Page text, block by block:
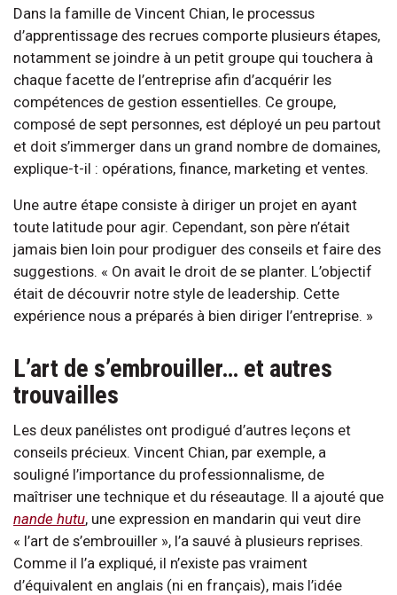
Dans la famille de Vincent Chian, le processus
d’apprentissage des recrues comporte plusieurs étapes,
notamment se joindre à un petit groupe qui touchera à
chaque facette de l’entreprise afin d’acquérir les
compétences de gestion essentielles. Ce groupe,
composé de sept personnes, est déployé un peu partout
et doit s’immerger dans un grand nombre de domaines,
explique-t-il : opérations, finance, marketing et ventes.
Une autre étape consiste à diriger un projet en ayant
toute latitude pour agir. Cependant, son père n’était
jamais bien loin pour prodiguer des conseils et faire des
suggestions. « On avait le droit de se planter. L’objectif
était de découvrir notre style de leadership. Cette
expérience nous a préparés à bien diriger l’entreprise. »
L’art de s’embrouiller… et autres
trouvailles
Les deux panélistes ont prodigué d’autres leçons et
conseils précieux. Vincent Chian, par exemple, a
souligné l’importance du professionnalisme, de
maîtriser une technique et du réseautage. Il a ajouté que
nande hutu, une expression en mandarin qui veut dire
« l’art de s’embrouiller », l’a sauvé à plusieurs reprises.
Comme il l’a expliqué, il n’existe pas vraiment
d’équivalent en anglais (ni en français), mais l’idée